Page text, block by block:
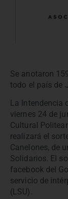
Se anotaron
todo el país de
La Intendencia
viernes 24 de
Cultural
realizará el
Canelones, de
Solidarios. El
facebook del
servicio de
(LSU).